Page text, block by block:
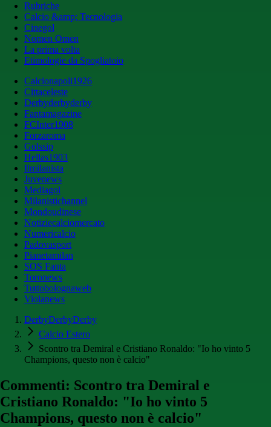
Rubriche
Calcio &amp; Tecnologia
Cinegol
Nomen Omen
La prima volta
Etimologie da Spogliatoio
Calcionapoli1926
Cittaceleste
Derbyderbyderby
Fantamagazine
FCInter1908
Forzaroma
Golssip
Hellas1903
Ilmilanista
Juvenews
Mediagol
Milanistichannel
Mondoudinese
Notiziecalciomercato
Numericalcio
Padovasport
Pianetamilan
SOS Fanta
Toronews
Tuttobolognaweb
Violanews
DerbyDerbyDerby
Calcio Estero
Scontro tra Demiral e Cristiano Ronaldo: "Io ho vinto 5
Champions, questo non è calcio"
Commenti: Scontro tra Demiral e
Cristiano Ronaldo: "Io ho vinto 5
Champions, questo non è calcio"